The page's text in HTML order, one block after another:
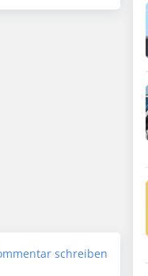
schreiben